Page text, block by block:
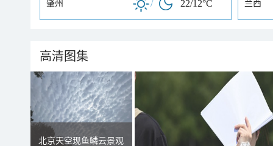
肇州 / 22/12°C 兰西
高清图集
北京天空现鱼鳞云景观